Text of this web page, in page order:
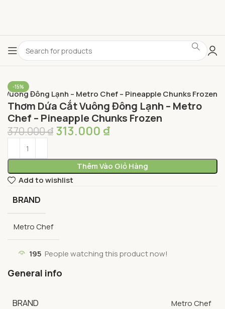
-15%
Vuông Đông Lạnh – Metro Chef – Pineapple Chunks Frozen
Thơm Dứa Cắt Vuông Đông Lạnh – Metro
Chef – Pineapple Chunks Frozen
370.000₫ 313.000 ₫
Thêm Vào Giỏ Hàng
Add to wishlist
BRAND
Metro Chef
195 People watching this product now!
General info
BRAND Metro Chef